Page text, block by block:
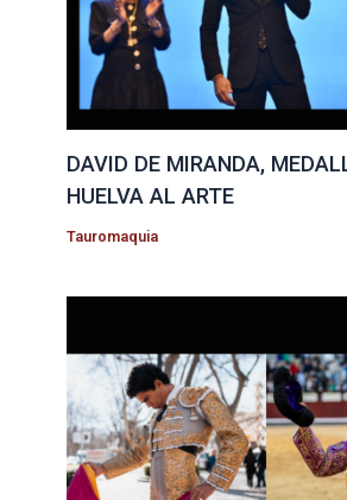
DAVID DE MIRANDA,
HUELVA AL ARTE
Tauromaquia